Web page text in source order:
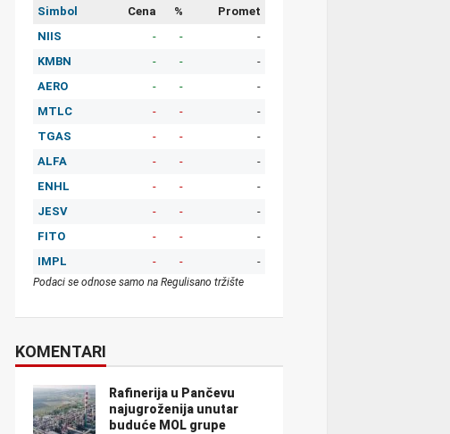
Simbol
Cena %
Promet
NIIS
- -
-
KMBN
- -
-
AERO
- -
-
MTLC
- -
-
TGAS
- -
-
ALFA
- -
-
ENHL
- -
-
JESV
- -
-
FITO
- -
-
IMPL
- - -
Podaci se odnose samo na Regulisano tržište
KOMENTARI
Rafinerija u Pančevu
najugroženija unutar
buduće MOL grupe